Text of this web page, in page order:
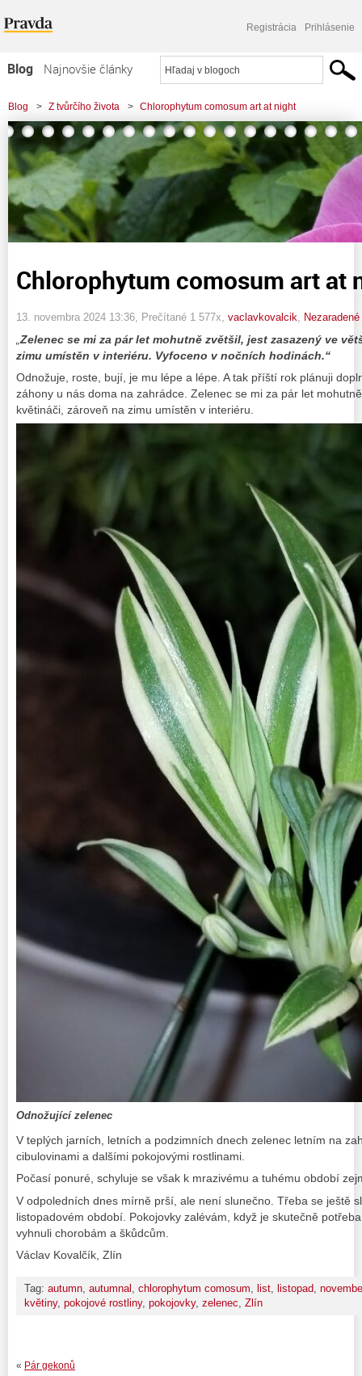
Registrácia Prihlásenie
Blog
Najnovšie články
Najčítanejšie články
Najkomentovanejšie články
Zoznam blogov
Komerčné blogy
Blog > Z tvůrčího života > Chlorophytum comosum art at night
Chlorophytum comosum art at
13. novembra 2024 13:36 , Prečítané 1 577x, vaclavkovalcik Nezaradené
Zelenec se mi za pár let mohutně zvětšil, jest zasazený ve
zimu umístěn v interiéru. Vyfoceno v nočních hodinách.“
Odnožuje, roste, bují, je mu lépe a lépe. A tak příští rok plánuji
záhony u nás doma na zahrádce. Zelenec se mi za pár let
květináči, zároveň na zimu umístěn v interiéru.
Odnožující zelenec
V teplých jarních, letních a podzimních dnech zelenec letním na
cibulovinami a dalšími pokojovými rostlinami.
Počasí ponuré, schyluje se však k mrazivému a tuhému období
V odpoledních dnes mírně prší, ale není slunečno. Třeba se ještě
listopadovém období. Pokojovky zalévám, když je skutečně
vyhnuli chorobám a škůdcům.
Václav Kovalčík, Zlín
Tag: autumn autumnal chlorophytum comosum list listopad
květiny, pokojové rostliny, pokojovky, zelenec Zlín
« Pár gekonů